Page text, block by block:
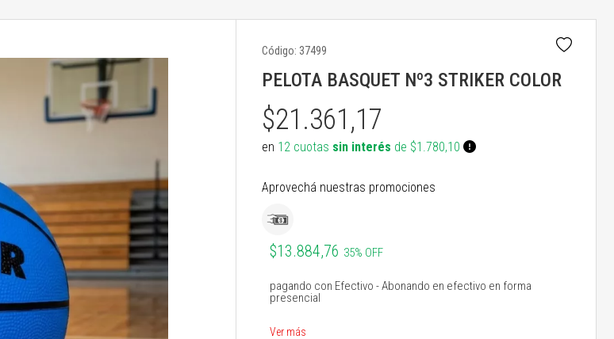
Código: 37499
PELOTA BASQUET Nº3 STRIKER COLOR
$21.361,17
en 12 cuotas sin interés de $1.780,10
Aprovechá nuestras promociones
$13.884,76 35% OFF
pagando con Efectivo - Abonando en efectivo en forma
presencial
Ver más